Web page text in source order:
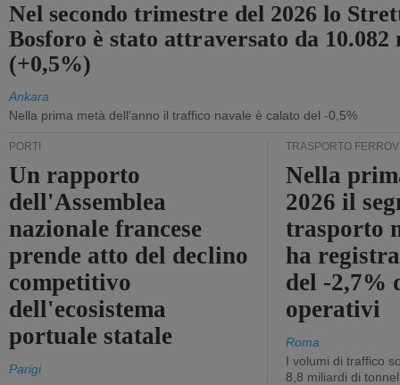
Nel secondo trimestre del 2026 lo
Bosforo è stato attraversato da 10.082
(+0,5%)
Ankara
Nella prima metà dell'anno il traffico navale è calato del -0,5%
PORTI
Un rapporto
dell'Assemblea
nazionale francese
prende atto del declino
competitivo
dell'ecosistema
portuale statale
Parigi
TRASPORTO
Nella
2026 il
trasporto
ha
del -2,7%
operativi
Roma
I volumi di traffico
8,8 miliardi di